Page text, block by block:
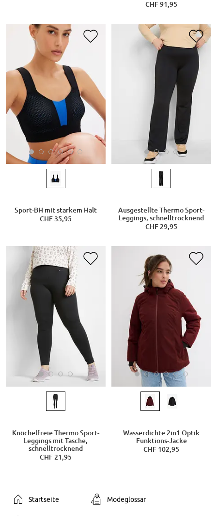
CHF 91,95
Sport-BH mit starkem Halt
CHF 35,95
Ausgestellte Thermo Sport-
Leggings, schnelltrocknend
CHF 29,95
Knöchelfreie Thermo Sport-
Leggings mit Tasche,
schnelltrocknend
CHF 21,95
Wasserdichte 2in1 Optik
Funktions-Jacke
CHF 102,95
Startseite Modeglossar